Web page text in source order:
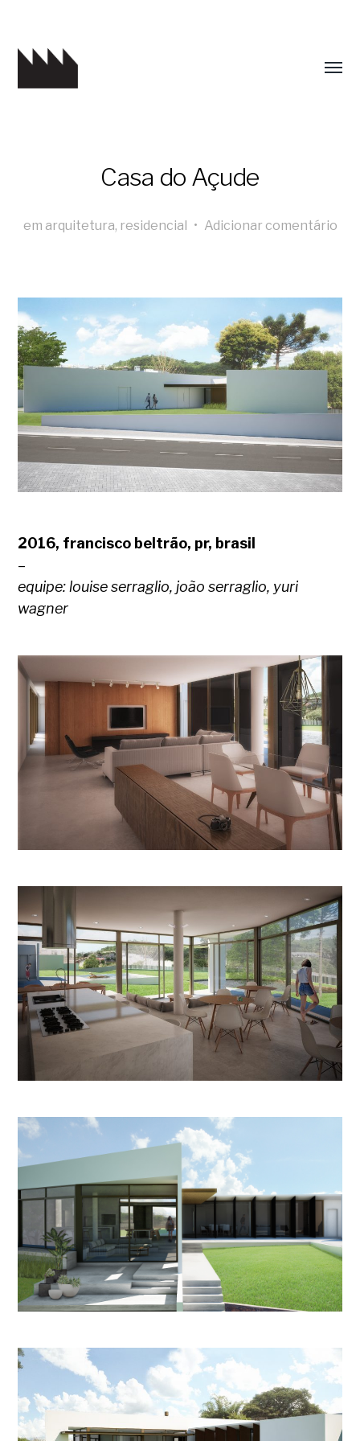
Casa do Açude
em arquitetura, residencial • Adicionar comentário
2016, francisco beltrão, pr, brasil
–
equipe: louise serraglio, joão serraglio, yuri
wagner